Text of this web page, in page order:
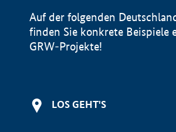
Auf der folgenden
finden Sie konkrete Beispiele
GRW-Projekte!
LOS GEHT'S